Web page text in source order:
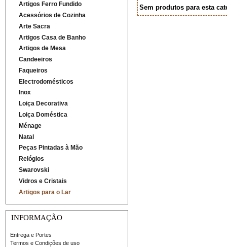
Artigos Ferro Fundido
Acessórios de Cozinha
Arte Sacra
Artigos Casa de Banho
Artigos de Mesa
Candeeiros
Faqueiros
Electrodomésticos
Inox
Loiça Decorativa
Loiça Doméstica
Ménage
Natal
Peças Pintadas à Mão
Relógios
Swarovski
Vidros e Cristais
Artigos para o Lar
INFORMAÇÃO
Entrega e Portes
Termos e Condições de uso
Sem produtos para esta